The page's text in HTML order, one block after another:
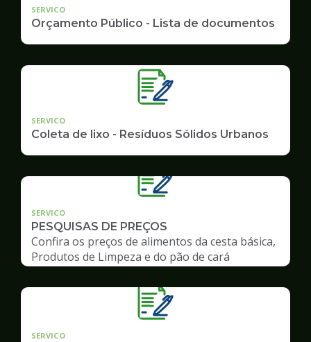
SERVICO
Orçamento Público - Lista de documentos
SERVICO
Coleta de lixo - Resíduos Sólidos Urbanos
SERVICO
PESQUISAS DE PREÇOS
Confira os preços de alimentos da cesta básica,
Produtos de Limpeza e do pão de cará
SERVICO